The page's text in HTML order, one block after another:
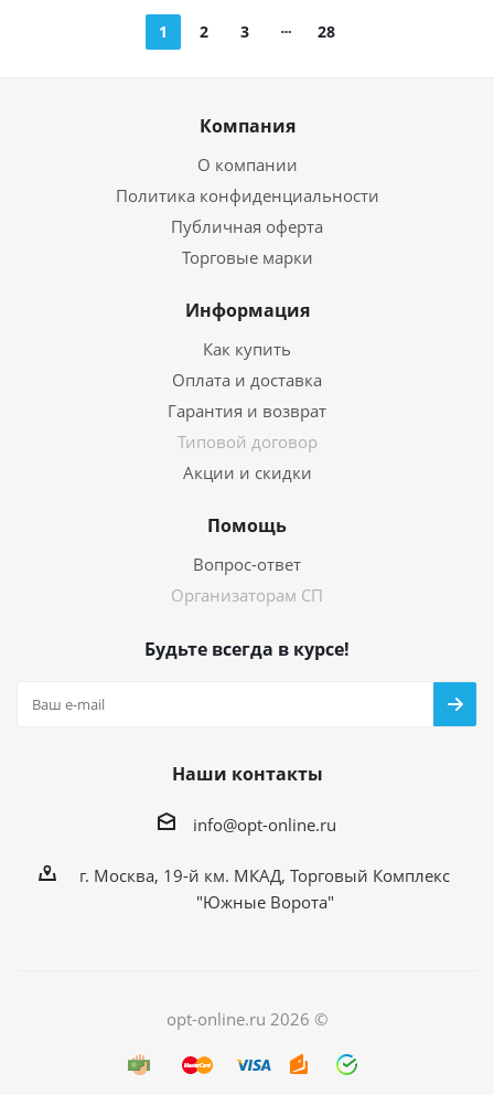
1 2 3 28
Компания
О компании
Политика конфиденциальности
Публичная оферта
Торговые марки
Информация
Как купить
Оплата и доставка
Гарантия и возврат
Типовой договор
Акции и скидки
Помощь
Вопрос-ответ
Организаторам СП
Будьте всегда в курсе!
Наши контакты
info@opt-online.ru
г. Москва, 19-й км. МКАД, Торговый Комплекс
"Южные Ворота"
opt-online.ru 2026 ©